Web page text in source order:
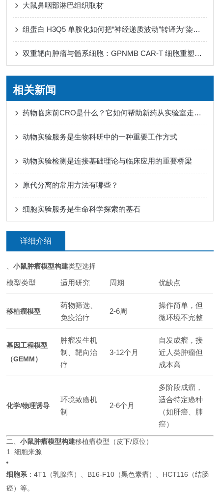
大鼠鼻咽部淋巴组织取材
组蛋白 H3Q5 单胺化如何把“神经递质波动”转译为“染色质节律”
双重靶向肿瘤与髓系细胞：GPNMB CAR-T 细胞重塑免疫微环境
相关新闻
药物临床前CRO是什么？它如何帮助新药从实验室走向人体试验？
动物实验服务是生物科研中的一种重要工作方式
动物实验检测是连接基础理论与临床应用的重要桥梁
原代分离的常用方法有哪些？
细胞实验服务是生命科学探索的基石
详细介绍
、小鼠肿瘤模型构建类型选择
模型类型 适用研究 周期 优缺点
移植瘤模型
药物筛选、
免疫治疗
2-6周
操作简单，但
微环境不完整
基因工程模型
（GEMM）
肿瘤发生机
制、靶向治
疗
3-12个月
自发成瘤，接
近人类肿瘤但
成本高
化学/物理诱导
环境致癌机
制
2-6个月
多阶段成瘤，
适合特定癌种
（如肝癌、肺
癌）
二、小鼠肿瘤模型构建移植瘤模型（皮下/原位）
1. 细胞来源
细胞系 ：4T1（乳腺癌）、B16-F10（黑色素瘤）、HCT116（结肠
癌）等。